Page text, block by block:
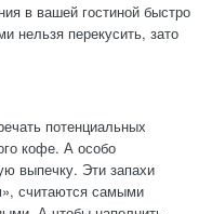
в вашей гостиной быстро
нельзя перекусить, зато
потенциальных
кофе. А особо
выпечку. Эти запахи
считаются самыми